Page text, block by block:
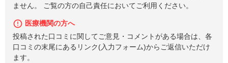
ません。 ご覧の方の自己責任においてご利用ください。
医療機関の方へ
投稿された口コミに関してご意見・コメントがある場合は、各
口コミの末尾にあるリンク(入力フォーム)からご返信いただけ
ます。